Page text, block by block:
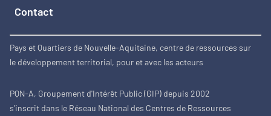
Contact
Pays et Quartiers de Nouvelle-Aquitaine, centre de ressources sur
le développement territorial, pour et avec les acteurs
PQN-A, Groupement d'Intérêt Public (GIP) depuis 2002
s'inscrit dans le Réseau National des Centres de Ressources